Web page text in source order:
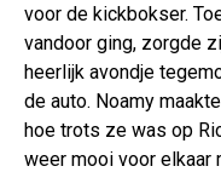
voor de kickbokser.
vandoor ging, zorgde
heerlijk avondje
de auto. Noamy
hoe trots ze was op
weer mooi voor elkaar